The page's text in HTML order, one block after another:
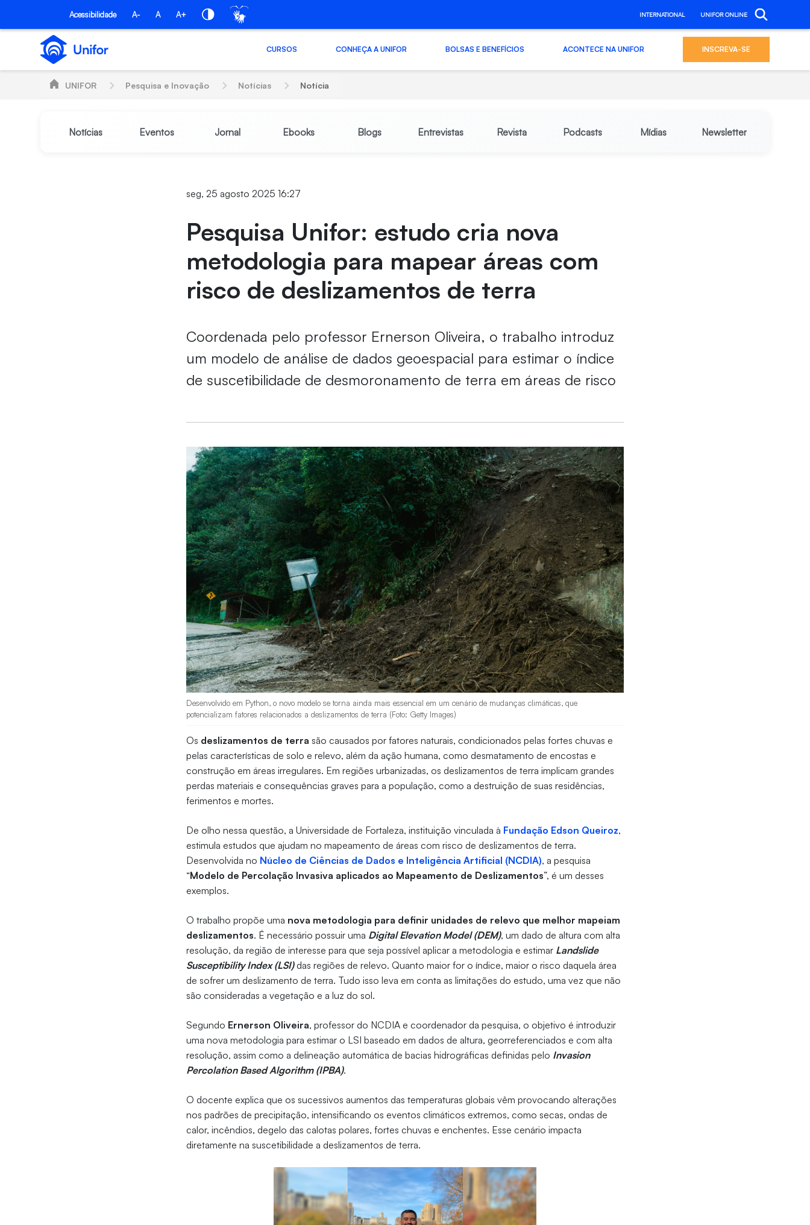
Pular para o Conteúdo principal
Acessibilidade A- A A+ INTERNATIONAL UNIFOR ONLINE
CURSOS CONHEÇA A UNIFOR BOLSAS E BENEFÍCIOS ACONTECE NA UNIFOR INSCREVA-SE
UNIFOR Pesquisa e Inovação Notícias Notícia
Notícias Eventos Jornal Ebooks Blogs Entrevistas Revista Podcasts Mídias Newsletter
seg, 25 agosto 2025 16:27
Pesquisa Unifor: estudo cria nova
metodologia para mapear áreas com
risco de deslizamentos de terra
Coordenada pelo professor Ernerson Oliveira, o trabalho introduz
um modelo de análise de dados geoespacial para estimar o índice
de suscetibilidade de desmoronamento de terra em áreas de risco
Desenvolvido em Python, o novo modelo se torna ainda mais essencial em um cenário de mudanças climáticas, que
potencializam fatores relacionados a deslizamentos de terra (Foto: Getty Images)
Os deslizamentos de terra são causados por fatores naturais, condicionados pelas fortes chuvas e
pelas características de solo e relevo, além da ação humana, como desmatamento de encostas e
construção em áreas irregulares. Em regiões urbanizadas, os deslizamentos de terra implicam grandes
perdas materiais e consequências graves para a população, como a destruição de suas residências,
ferimentos e mortes.
De olho nessa questão, a Universidade de Fortaleza, instituição vinculada à Fundação Edson Queiroz,
estimula estudos que ajudam no mapeamento de áreas com risco de deslizamentos de terra.
Desenvolvida no Núcleo de Ciências de Dados e Inteligência Artificial (NCDIA), a pesquisa
“Modelo de Percolação Invasiva aplicados ao Mapeamento de Deslizamentos”, é um desses
exemplos.
O trabalho propõe uma nova metodologia para definir unidades de relevo que melhor mapeiam
deslizamentos. É necessário possuir uma Digital Elevation Model (DEM), um dado de altura com alta
resolução, da região de interesse para que seja possível aplicar a metodologia e estimar Landslide
Susceptibility Index (LSI)das regiões de relevo. Quanto maior for o índice, maior o risco daquela área
de sofrer um deslizamento de terra. Tudo isso leva em conta as limitações do estudo, uma vez que não
são consideradas a vegetação e a luz do sol.
Segundo Ernerson Oliveira, professor do NCDIA e coordenador da pesquisa, o objetivo é introduzir
uma nova metodologia para estimar o LSI baseado em dados de altura, georreferenciados e com alta
resolução, assim como a delineação automática de bacias hidrográficas definidas pelo Invasion
Percolation Based Algorithm (IPBA).
O docente explica que os sucessivos aumentos das temperaturas globais vêm provocando alterações
nos padrões de precipitação, intensificando os eventos climáticos extremos, como secas, ondas de
calor, incêndios, degelo das calotas polares, fortes chuvas e enchentes. Esse cenário impacta
diretamente na suscetibilidade a deslizamentos de terra.